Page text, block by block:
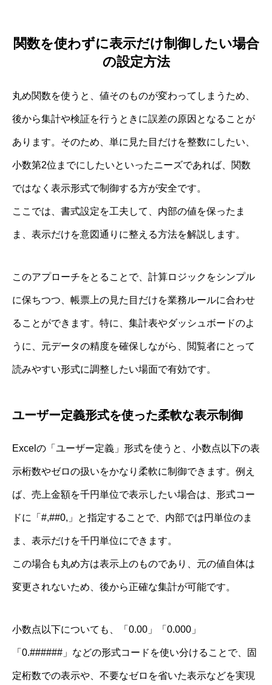
関数を使わずに表示だけ制御したい場合
の設定方法
丸め関数を使うと、値そのものが変わってしまうため、
後から集計や検証を行うときに誤差の原因となることが
あります。そのため、単に見た目だけを整数にしたい、
小数第2位までにしたいといったニーズであれば、関数
ではなく表示形式で制御する方が安全です。
ここでは、書式設定を工夫して、内部の値を保ったま
ま、表示だけを意図通りに整える方法を解説します。
このアプローチをとることで、計算ロジックをシンプル
に保ちつつ、帳票上の見た目だけを業務ルールに合わせ
ることができます。特に、集計表やダッシュボードのよ
うに、元データの精度を確保しながら、閲覧者にとって
読みやすい形式に調整したい場面で有効です。
ユーザー定義形式を使った柔軟な表示制御
Excelの「ユーザー定義」形式を使うと、小数点以下の表
示桁数やゼロの扱いをかなり柔軟に制御できます。例え
ば、売上金額を千円単位で表示したい場合は、形式コー
ドに「#,##0,」と指定することで、内部では円単位のま
ま、表示だけを千円単位にできます。
この場合も丸め方は表示上のものであり、元の値自体は
変更されないため、後から正確な集計が可能です。
小数点以下についても、「0.00」「0.000」
「0.######」などの形式コードを使い分けることで、固
定桁数での表示や、不要なゼロを省いた表示などを実現